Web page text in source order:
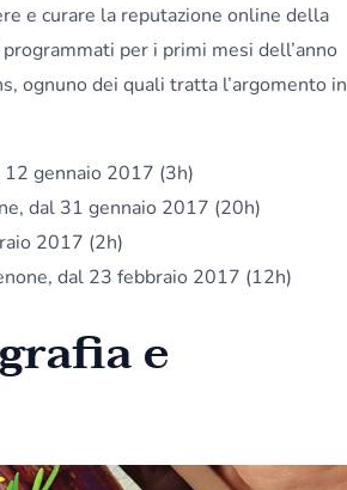
e curare la reputazione online della
per i primi mesi dell’anno
ognuno dei quali tratta l’argomento in
gennaio 2017 (3h)
dal 31 gennaio 2017 (20h)
2017 (2h)
dal 23 febbraio 2017 (12h)
e